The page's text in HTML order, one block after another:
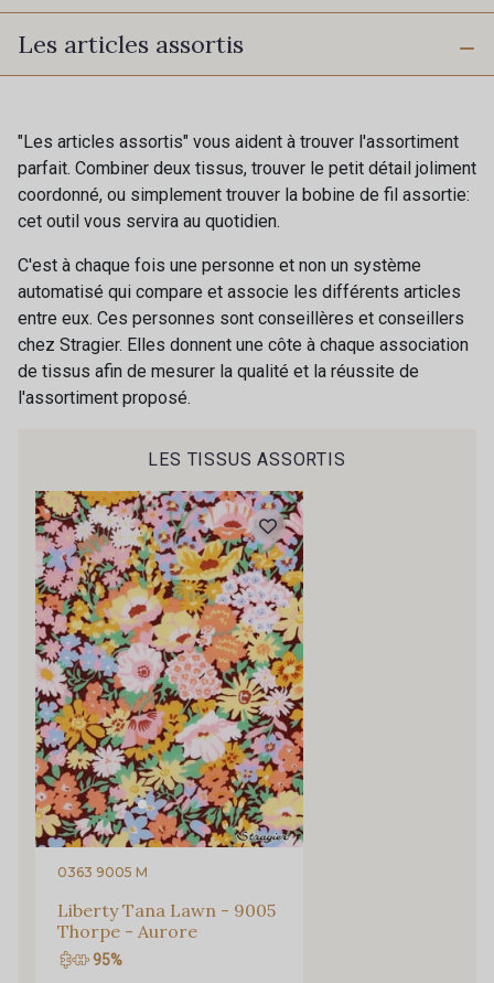
215 - Ocre orange
57 - Rose ultra clair 204 - Rose Corail
201 - Moutarde 51 - Jaune Safran
203 - Rouge Rubis 202 - Marine
63 - Vert Canard
56 - Vert d'eau
58 - Rose grisé clair
76 - Terre de Sienne
208 - Cayenne
210 - Champagne
212 - Taupe
Les articles assortis
"Les articles assortis" vous aident à trouver l'assortiment
parfait. Combiner deux tissus, trouver le petit détail joliment
coordonné, ou simplement trouver la bobine de fil assortie:
cet outil vous servira au quotidien.
C'est à chaque fois une personne et non un système
automatisé qui compare et associe les différents articles
entre eux. Ces personnes sont conseillères et conseillers
chez Stragier. Elles donnent une côte à chaque association
de tissus afin de mesurer la qualité et la réussite de
l'assortiment proposé.
LES TISSUS ASSORTIS
0363 9005 M
Liberty Tana Lawn - 9005
Thorpe - Aurore
95%
Cadeau : 10% offerts sur votre
commande !
Pour vous, couture rime avec détente ?
Vous aimez les beaux tissus ?
Recevez chaque semaine un clin d’œil rempli de
nouveautés, d’inspirations et de promotions.
Je m'abonne à la newsletter